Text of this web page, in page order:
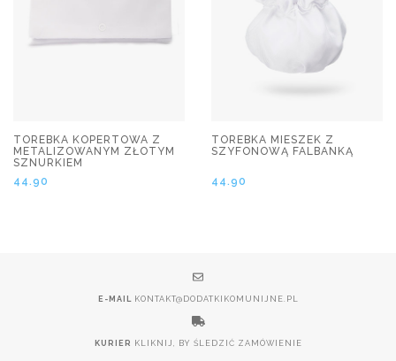
TOREBKA KOPERTOWA Z
METALIZOWANYM ZŁOTYM
SZNURKIEM
44.90
TOREBKA MIESZEK Z
SZYFONOWĄ FALBANKĄ
44.90
E-MAIL KONTAKT@DODATKIKOMUNIJNE.PL
KURIER KLIKNIJ, BY ŚLEDZIĆ ZAMÓWIENIE